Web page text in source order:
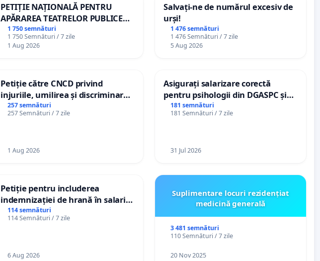
PETIȚIE NAȚIONALĂ PENTRU
APĂRAREA TEATRELOR PUBLICE
DE REPERTORIU DIN ROMÂNIA
1 750 semnături
1 750 Semnături / 7 zile
1 Aug 2026
Salvați-ne de numărul excesiv de
urși!
1 476 semnături
1 476 Semnături / 7 zile
5 Aug 2026
Petiție către CNCD privind
injuriile, umilirea și discriminarea
persoanelor cu dizabilități de
către utilizatorul TikTok „Gorici”
257 semnături
257 Semnături / 7 zile
1 Aug 2026
Asigurați salarizare corectă
pentru psihologii din DGASPC și
spitale
181 semnături
181 Semnături / 7 zile
31 Jul 2026
Petiție pentru includerea
indemnizației de hrană în salariul
de bază și protejarea gradațiilor
de vechime pentru asistenții
114 semnături
114 Semnături / 7 zile
6 Aug 2026
Suplimentare locuri rezidențiat
medicină generală
3 481 semnături
110 Semnături / 7 zile
20 Nov 2025